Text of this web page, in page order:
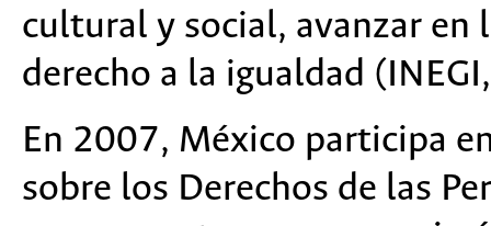
cultural y social, avanzar en
derecho a la igualdad
En 2007, México participa
sobre los Derechos de las